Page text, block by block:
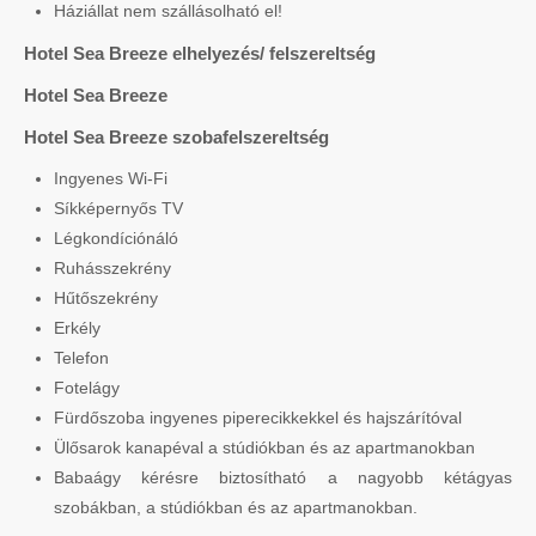
Háziállat nem szállásolható el!
Hotel Sea Breeze elhelyezés/ felszereltség
Hotel Sea Breeze
Hotel Sea Breeze szobafelszereltség
Ingyenes Wi-Fi
Síkképernyős TV
Légkondíciónáló
Ruhásszekrény
Hűtőszekrény
Erkély
Telefon
Fotelágy
Fürdőszoba ingyenes piperecikkekkel és hajszárítóval
Ülősarok kanapéval a stúdiókban és az apartmanokban
Babaágy kérésre biztosítható a nagyobb kétágyas
szobákban, a stúdiókban és az apartmanokban.